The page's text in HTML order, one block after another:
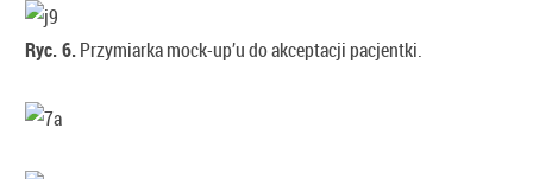
Ryc. 6.Przymiarka mock-up’u do akceptacji pacjentki.